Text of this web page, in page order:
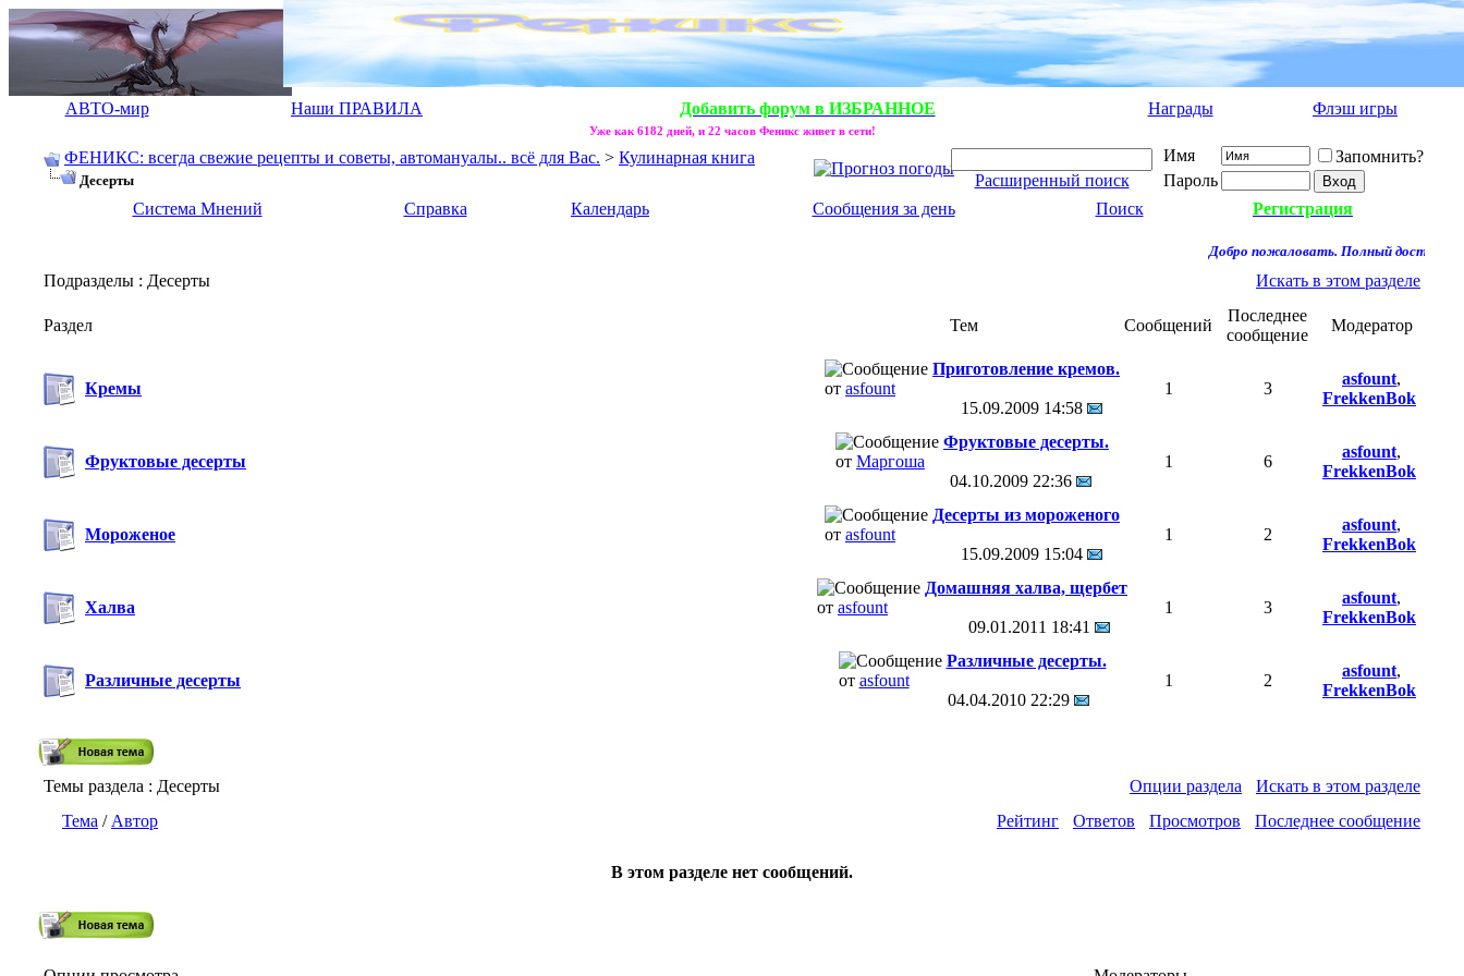
АВТО-мир Наши ПРАВИЛА Добавить форум в ИЗБРАННОЕ Награды Флэш игры
Уже как 6182 дней, и 22 часов Феникс живет в сети!
ФЕНИКС: всегда свежие рецепты и советы, автомануалы.. всё для Вас. > Кулинарная книга
Десерты Расширенный поиск
Имя
Запомнить?
Пароль
Система Мнений
Справка Календарь Сообщения за день Поиск Регистрация
Добро пожаловать. Полный доступ к
Подразделы : Десерты Искать в этом разделе
Раздел Тем Сообщений
Последнее
сообщение
Модератор
Кремы
Приготовление кремов.
от asfount
15.09.2009 14:58
1 3
asfount,
FrekkenBok
Фруктовые десерты
Фруктовые десерты.
от Маргоша
04.10.2009 22:36
1 6
asfount,
FrekkenBok
Мороженое
Десерты из мороженого
от asfount
15.09.2009 15:04
1 2
asfount,
FrekkenBok
Халва
Домашняя халва, щербет
от asfount
09.01.2011 18:41
1 3
asfount,
FrekkenBok
Различные десерты
Различные десерты.
от asfount
04.04.2010 22:29
1 2
asfount,
FrekkenBok
Темы раздела : Десерты Опции раздела
Искать в этом разделе
Рейтинг
Тема / Автор Ответов Просмотров Последнее сообщение
В этом разделе нет сообщений.